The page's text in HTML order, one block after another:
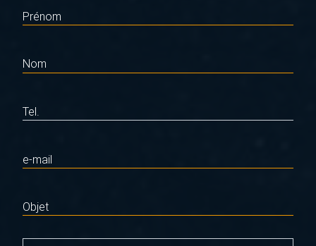
Prénom
Nom
Tel.
e-mail
Objet